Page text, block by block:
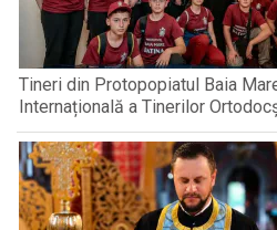
Tineri din Protopopiatul Baia
Internațională a Tinerilor